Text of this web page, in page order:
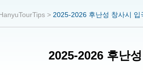
> 2025-2026 후난성 창사시 입
2025-2026 후난